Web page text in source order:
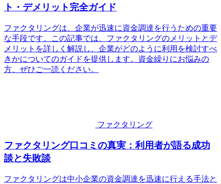
ト・デメリット完全ガイド
ファクタリングは、企業が迅速に資金調達を行うための重要
な手段です。この記事では、ファクタリングのメリットとデ
メリットを詳しく解説し、企業がどのように利用を検討すべ
きかについてのガイドを提供します。資金繰りにお悩みの
方、ぜひご一読ください。
ファクタリング
ファクタリング口コミの真実：利用者が語る成功
談と失敗談
ファクタリングは中小企業の資金調達を迅速に行える手法と